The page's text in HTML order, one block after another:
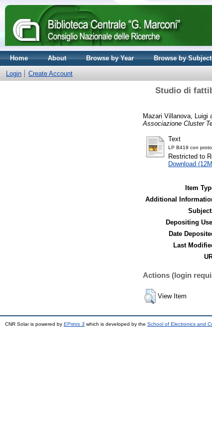
Home About Browse by Year Browse by Subject
Login Create Account
Studio di
Mazari Villanova, Luigi
Associazione Cluster
Text
LP B419 con
Restricted to
Download
Item
Additional
Depositing
Date
Last
Actions (login
View Item
CNR Solar is powered by EPrints 3 which is developed by the School of Electronics and